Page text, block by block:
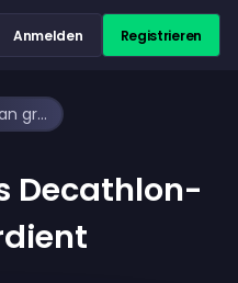
Anmelden Registrieren
Wie man gratis Decathlon-Gutscheine verdient
Decathlon-